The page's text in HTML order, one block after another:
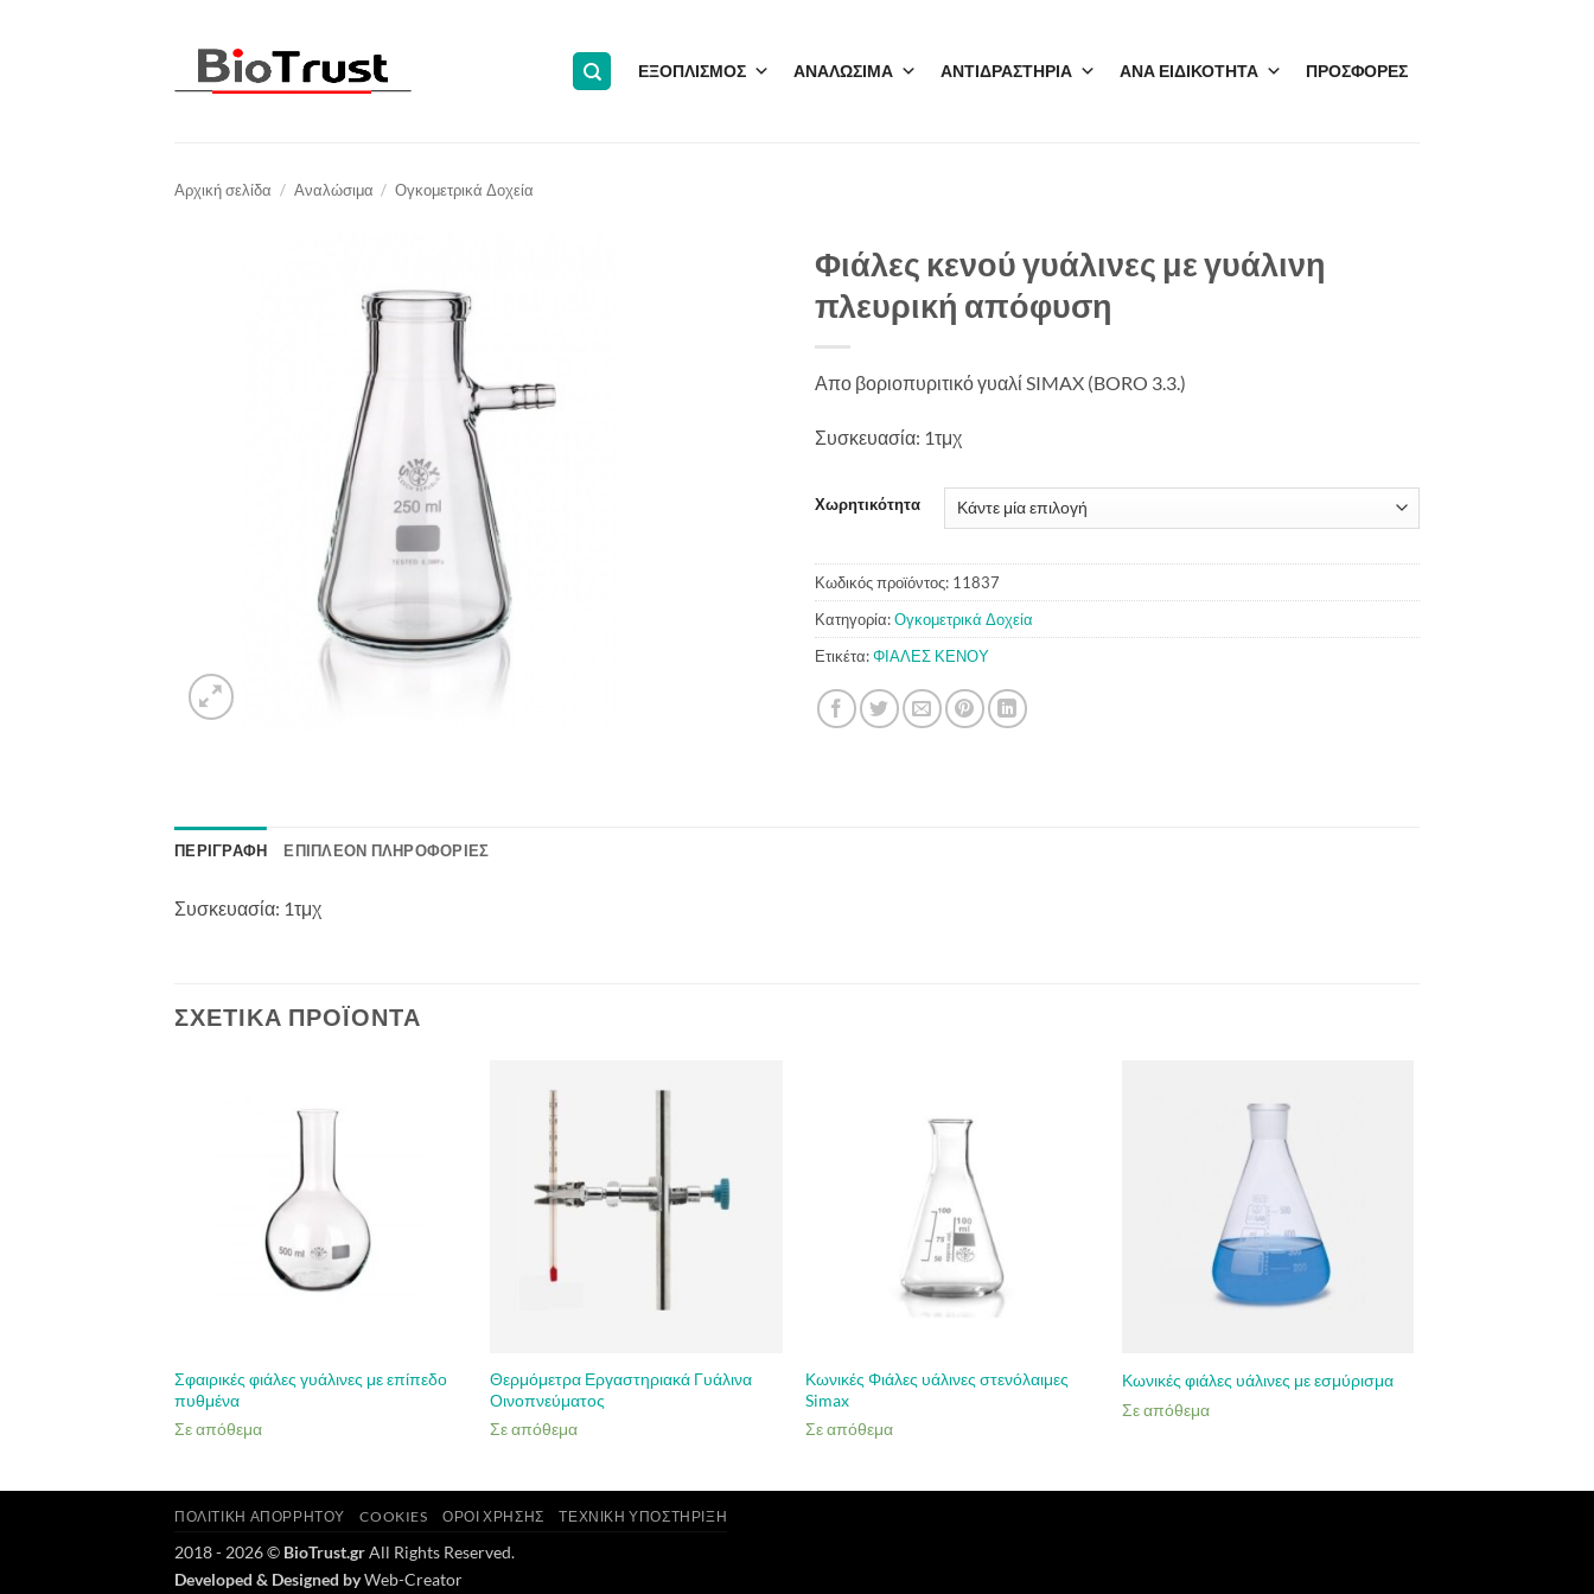
ΕΞΟΠΛΙΣΜΟΣ ΑΝΑΛΩΣΙΜΑ ΑΝΤΙΔΡΑΣΤΗΡΙΑ ΑΝΑ ΕΙΔΙΚΟΤΗΤΑ ΠΡΟΣΦΟΡΕΣ
Αρχική σελίδα / Αναλώσιμα / Ογκομετρικά Δοχεία
Φιάλες κενού γυάλινες με γυάλινη
πλευρική απόφυση
Απο βοριοπυριτικό γυαλί SIMAX (BORO 3.3.)
Συσκευασία: 1τμχ
Χωρητικότητα
Κωδικός προϊόντος: 11837
Κατηγορία:Ογκομετρικά Δοχεία
Ετικέτα:ΦΙΑΛΕΣ ΚΕΝΟΥ
ΠΕΡΙΓΡΑΦΉ ΕΠΙΠΛΈΟΝ ΠΛΗΡΟΦΟΡΊΕΣ
Συσκευασία: 1τμχ
ΣΧΕΤΙΚΆ ΠΡΟΪΌΝΤΑ
Σφαιρικές φιάλες γυάλινες με επίπεδο
πυθμένα
Σε απόθεμα
Θερμόμετρα Εργαστηριακά Γυάλινα
Οινοπνεύματος
Σε απόθεμα
Κωνικές Φιάλες υάλινες στενόλαιμες
Simax
Σε απόθεμα
Κωνικές φιάλες υάλινες με εσμύρισμα
Σε απόθεμα
ΠΟΛΙΤΙΚΉ ΑΠΟΡΡΉΤΟΥ COOKIES ΌΡΟΙ ΧΡΉΣΗΣ ΤΕΧΝΙΚΉ ΥΠΟΣΤΉΡΙΞΗ
2018 - 2026 © BioTrust.grAll Rights Reserved.
Developed & Designed byWeb-Creator